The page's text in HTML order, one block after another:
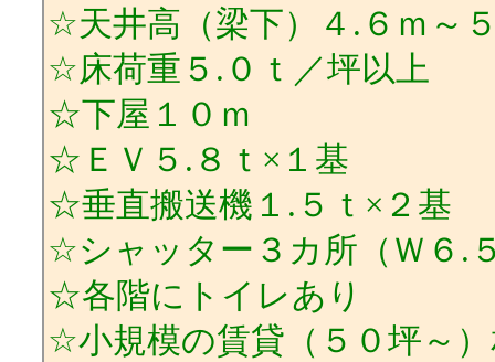
☆天井高（梁下）４.６ｍ～
☆床荷重５.０ｔ／坪以上
☆下屋１０ｍ
☆ＥＶ５.８ｔ×１基
☆垂直搬送機１.５ｔ×２基
☆シャッター３カ所（Ｗ６.
☆各階にトイレあり
☆小規模の賃貸（５０坪～